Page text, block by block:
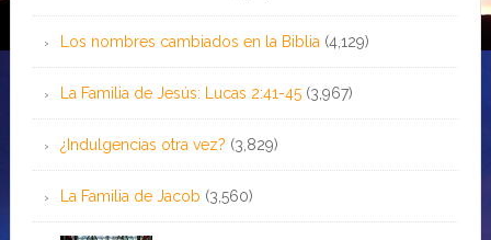
Los nombres cambiados en la Biblia (4,129)
La Familia de Jesús: Lucas 2:41-45 (3,967)
¿Indulgencias otra vez? (3,829)
La Familia de Jacob (3,560)